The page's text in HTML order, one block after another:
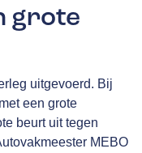
grote
uitgevoerd. Bij
een grote
beurt uit tegen
MEBO